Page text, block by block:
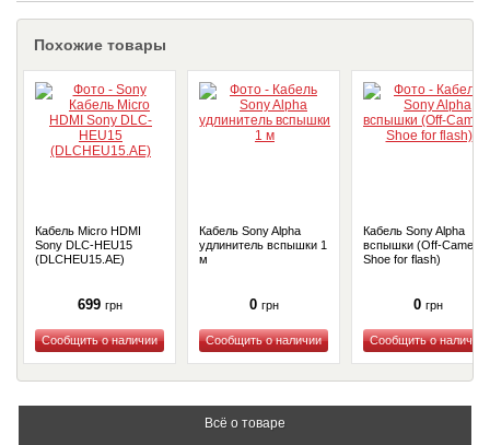
Похожие товары
Кабель Micro HDMI
Sony DLC-HEU15
(DLCHEU15.AE)
699 грн
Купить
Кабель Sony Alpha
удлинитель вспышки 1
м
0 грн
Купить
Кабель Sony Alpha
вспышки (Off-Camera
Shoe for flash)
0 грн
Купить
Всё о товаре